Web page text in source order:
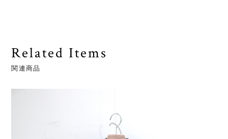
Related Items
関連商品